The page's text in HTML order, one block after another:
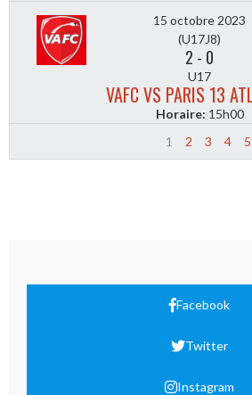
15 octobre 2023
(U17J8)
2 - 0
U17
VAFC VS PARIS 13
Horaire: 15h00
1
2 3 4 5
Facebook
Twitter
Instagram